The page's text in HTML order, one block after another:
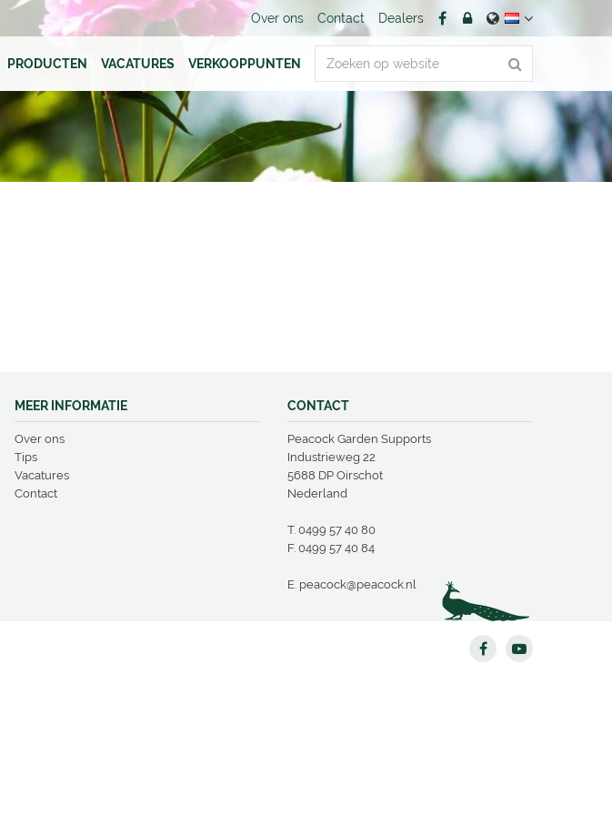
Over ons Contact Dealers
PRODUCTEN VACATURES VERKOOPPUNTEN
MEER INFORMATIE
Over ons
Tips
Vacatures
Contact
CONTACT
Peacock Garden Supports
Industrieweg 22
5688 DP Oirschot
Nederland
T. 0499 57 40 80
F. 0499 57 40 84
E. peacock@peacock.nl